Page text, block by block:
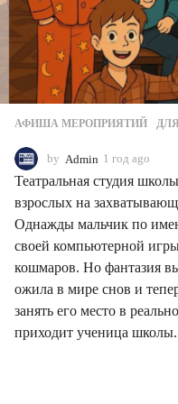
АФИША МЕРОПРИЯТИЙ ,
by Admin 1 год ago
г
д
a
g
Театральная студия
взрослых на
Однажды мальчик по
своей компьютерной
кошмаров. Но фантазия
ожила в мире снов и
занять его место в
приходит ученица